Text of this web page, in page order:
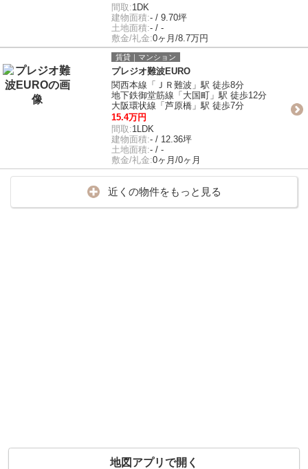
間取:1DK
建物面積:- / 9.70坪
土地面積:- / -
敷金/礼金:0ヶ月/8.7万円
賃貸｜マンション
プレジオ難波EURO
関西本線「ＪＲ難波」駅 徒歩8分
地下鉄御堂筋線「大国町」駅 徒歩12分
大阪環状線「芦原橋」駅 徒歩7分
15.4万円
間取:1LDK
建物面積:- / 12.36坪
土地面積:- / -
敷金/礼金:0ヶ月/0ヶ月
近くの物件をもっと見る
地図アプリで開く